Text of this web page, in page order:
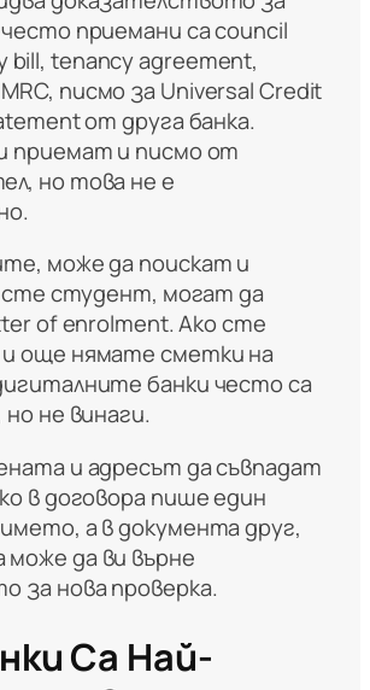
приемани са council
bill, tenancy agreement,
писмо за Universal Credit
от друга банка.
приемат и писмо от
но това не е
може да поискат и
сте студент, могат да
of enrolment. Ако сте
още нямате сметки на
банки често са
не винаги.
и адресът да съвпадат
в договора пише един
а в документа друг,
да ви върне
за нова проверка.
Са Най-